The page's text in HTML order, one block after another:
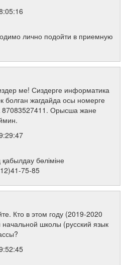
лично подойти в приемную
ме! Сиздерге информатика
болган жагдайда осы номерге
87083527411. Орысша жане
бөліміне
75-85
Кто в этом году (2019-2020
школы (русский язык